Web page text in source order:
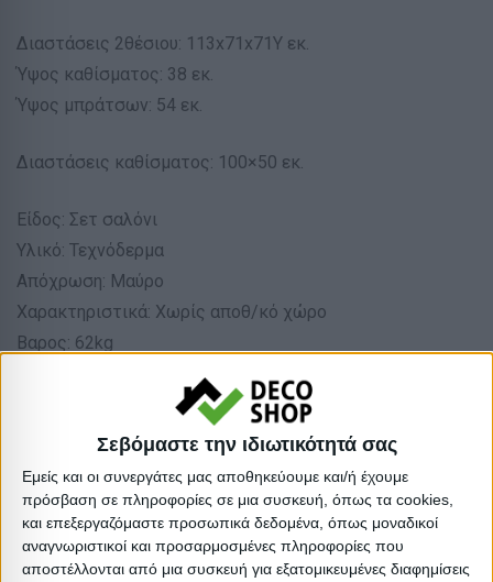
Σεβόμαστε την ιδιωτικότητά σας
Εμείς και οι συνεργάτες μας αποθηκεύουμε και/ή έχουμε
πρόσβαση σε πληροφορίες σε μια συσκευή, όπως τα cookies,
και επεξεργαζόμαστε προσωπικά δεδομένα, όπως μοναδικοί
αναγνωριστικοί και προσαρμοσμένες πληροφορίες που
αποστέλλονται από μια συσκευή για εξατομικευμένες διαφημίσεις
Διαστάσεις 2θέσιου: 113x71x71Υ εκ.
Ύψος καθίσματος: 38 εκ.
Ύψος μπράτσων: 54 εκ.
Διαστάσεις καθίσματος: 100×50 εκ.
Είδος: Σετ σαλόνι
Υλικό: Τεχνόδερμα
Απόχρωση: Μαύρο
Χαρακτηριστικά: Χωρίς αποθ/κό χώρο
Βαρος: 62kg
Ελάχιστη ποσότητα: 1
Επόμενη εκτιμώμενη ημερομηνία παραλαβής:
Διαστάσεις
Συσκευασίες